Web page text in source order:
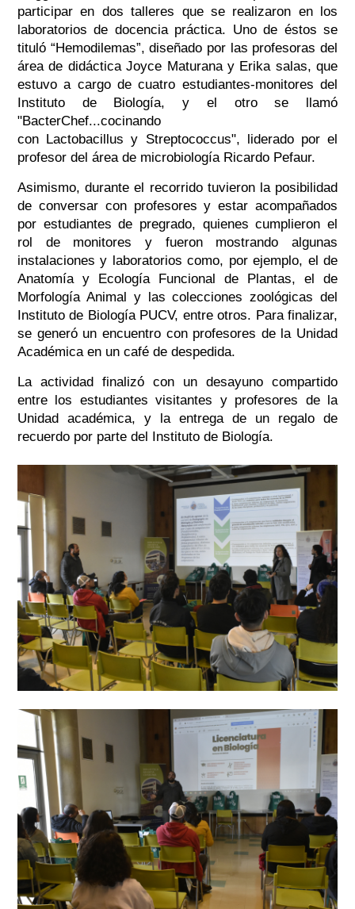
participar en dos talleres que se realizaron en los
laboratorios de docencia práctica. Uno de éstos se
tituló “Hemodilemas”, diseñado por las profesoras del
área de didáctica Joyce Maturana y Erika salas, que
estuvo a cargo de cuatro estudiantes-monitores del
Instituto de Biología, y el otro se llamó
"BacterChef...cocinando
con Lactobacillus y Streptococcus", liderado por el
profesor del área de microbiología Ricardo Pefaur.
Asimismo, durante el recorrido tuvieron la posibilidad
de conversar con profesores y estar acompañados
por estudiantes de pregrado, quienes cumplieron el
rol de monitores y fueron mostrando algunas
instalaciones y laboratorios como, por ejemplo, el de
Anatomía y Ecología Funcional de Plantas, el de
Morfología Animal y las colecciones zoológicas del
Instituto de Biología PUCV, entre otros. Para finalizar,
se generó un encuentro con profesores de la Unidad
Académica en un café de despedida.
La actividad finalizó con un desayuno compartido
entre los estudiantes visitantes y profesores de la
Unidad académica, y la entrega de un regalo de
recuerdo por parte del Instituto de Biología.